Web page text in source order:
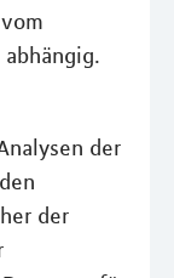
der
der